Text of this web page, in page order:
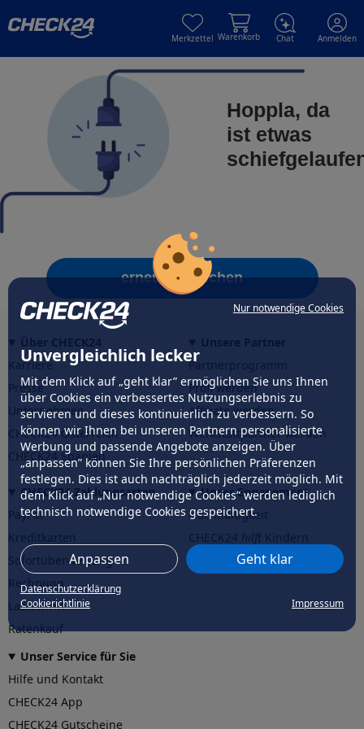
Nur notwendige Cookies
Unvergleichlich lecker
Mit dem Klick auf „geht klar” ermöglichen Sie uns Ihnen
über Cookies ein verbessertes Nutzungserlebnis zu
servieren und dieses kontinuierlich zu verbessern. So
können wir Ihnen bei unseren Partnern personalisierte
Werbung und passende Angebote anzeigen. Über
„anpassen” können Sie Ihre persönlichen Präferenzen
festlegen. Dies ist auch nachträglich jederzeit möglich. Mit
dem Klick auf „Nur notwendige Cookies” werden lediglich
technisch notwendige Cookies gespeichert.
Anpassen Geht klar
Datenschutzerklärung
Cookierichtlinie
Impressum
Merkzettel Warenkorb Chat Anmelden
Hoppla, da
ist etwas
erneut versuchen
Karriere
Presse
Unternehmen
CHECK24 Österreich
CHECK24 Spanien
Partnerprogramm
Profi werden
Affiliate werden
Werkstattpartner werden
CHECK24 Zahlungsarten
PayPal
Sofortüberweisung
Rechnung
Lastschrift
Ratenkauf
Unser Engagement
Nachhaltigkeit
CHECK24hilftder Natur
Unser Service für Sie
Hilfe und Kontakt
CHECK24 App
CHECK24 Gutscheine